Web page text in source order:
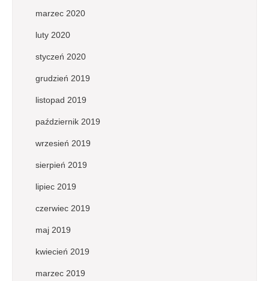
marzec 2020
luty 2020
styczeń 2020
grudzień 2019
listopad 2019
październik 2019
wrzesień 2019
sierpień 2019
lipiec 2019
czerwiec 2019
maj 2019
kwiecień 2019
marzec 2019